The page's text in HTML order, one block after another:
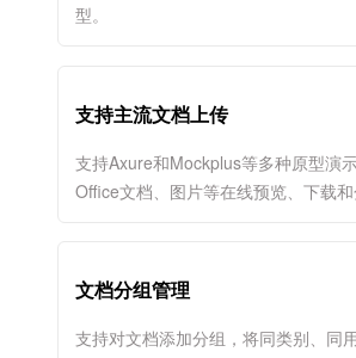
型。
支持主流文档上传
支持Axure和Mockplus等多种原型演示
Office文档、图片等在线预览、下载和
文档分组管理
支持对文档添加分组，将同类别、同